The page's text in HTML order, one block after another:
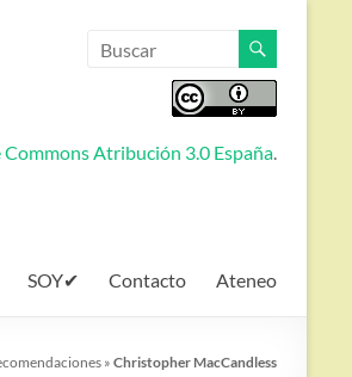
Commons Atribución 3.0 España.
SOY✔ Contacto Ateneo
» Christopher MacCandless